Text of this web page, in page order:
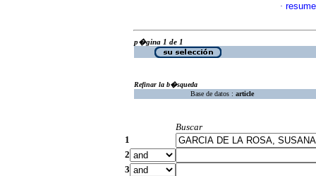
·
p�gina 1 de 1
Refinar la b�squeda
Base de datos : article
Buscar
1
2
3